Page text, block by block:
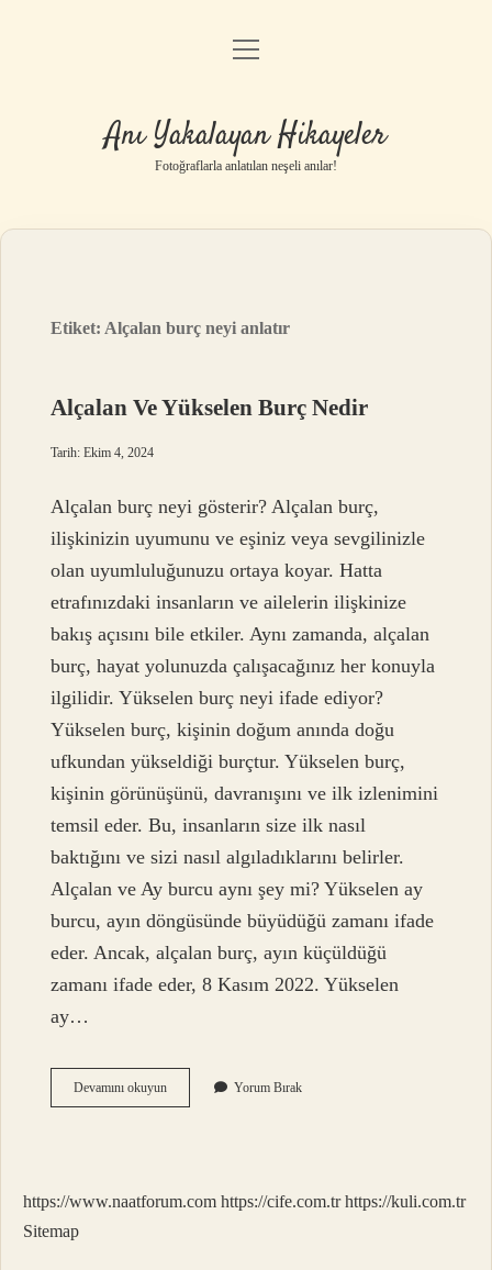
Anasayfa
Yasal Uyarı
menüyü
Anı Yakalayan Hikayeler
Fotoğraflarla anlatılan neşeli anılar!
Etiket: Alçalan burç neyi anlatır
Alçalan Ve Yükselen Burç Nedir
Tarih: Ekim 4, 2024
Alçalan burç neyi gösterir? Alçalan burç,
ilişkinizin uyumunu ve eşiniz veya sevgilinizle
olan uyumluluğunuzu ortaya koyar. Hatta
etrafınızdaki insanların ve ailelerin ilişkinize
bakış açısını bile etkiler. Aynı zamanda, alçalan
burç, hayat yolunuzda çalışacağınız her konuyla
ilgilidir. Yükselen burç neyi ifade ediyor?
Yükselen burç, kişinin doğum anında doğu
ufkundan yükseldiği burçtur. Yükselen burç,
kişinin görünüşünü, davranışını ve ilk izlenimini
temsil eder. Bu, insanların size ilk nasıl
baktığını ve sizi nasıl algıladıklarını belirler.
Alçalan ve Ay burcu aynı şey mi? Yükselen ay
burcu, ayın döngüsünde büyüdüğü zamanı ifade
eder. Ancak, alçalan burç, ayın küçüldüğü
zamanı ifade eder, 8 Kasım 2022. Yükselen
ay…
Devamını okuyunAlçalan
Ve
Yorum Bırak
https://www.naatforum.com https://cife.com.tr https://kuli.com.tr
Sitemap